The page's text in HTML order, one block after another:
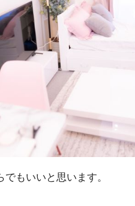
もいいと思います。